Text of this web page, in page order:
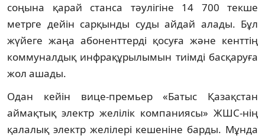
соңына қарай станса тәулігіне 14 700 текше
метрге дейін сарқынды суды айдай алады. Бұл
жүйеге жаңа абоненттерді қосуға және кенттің
коммуналдық инфрақұрылымын тиімді басқаруға
жол ашады.
Одан кейін вице-премьер «Батыс Қазақстан
аймақтық электр желілік компаниясы» ЖШС-нің
қалалық электр желілері кешеніне барды. Мұнда